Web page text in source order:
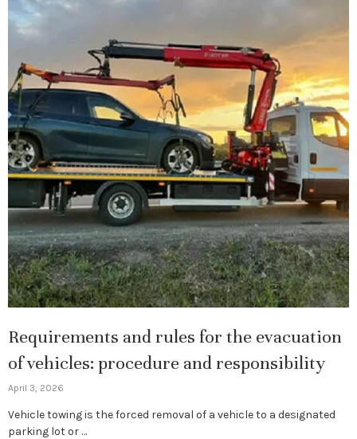
Requirements and rules for the evacuation
of vehicles: procedure and responsibility
April 3, 2026
Vehicle towing is the forced removal of a vehicle to a designated
parking lot or …